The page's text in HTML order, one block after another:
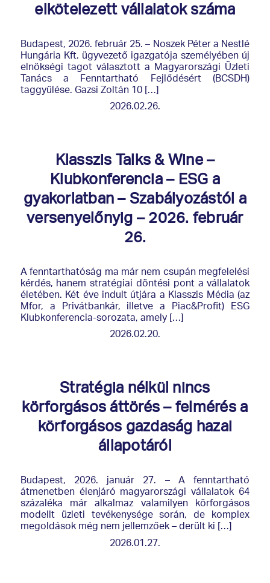
elkötelezett vállalatok száma
Budapest, 2026. február 25. – Noszek Péter a Nestlé
Hungária Kft. ügyvezető igazgatója személyében új
elnökségi tagot választott a Magyarországi Üzleti
Tanács a Fenntartható Fejlődésért (BCSDH)
taggyűlése. Gazsi Zoltán 10 […]
2026.02.26.
Klasszis Talks & Wine –
Klubkonferencia – ESG a
gyakorlatban – Szabályozástól a
versenyelőnyig – 2026. február
26.
A fenntarthatóság ma már nem csupán megfelelési
kérdés, hanem stratégiai döntési pont a vállalatok
életében. Két éve indult útjára a Klasszis Média (az
Mfor, a Privátbankár, illetve a Piac&Profit) ESG
Klubkonferencia-sorozata, amely […]
2026.02.20.
Stratégia nélkül nincs
körforgásos áttörés – felmérés a
körforgásos gazdaság hazai
állapotáról
Budapest, 2026. január 27. – A fenntartható
átmenetben élenjáró magyarországi vállalatok 64
százaléka már alkalmaz valamilyen körforgásos
modellt üzleti tevékenysége során, de komplex
megoldások még nem jellemzőek – derült ki […]
2026.01.27.